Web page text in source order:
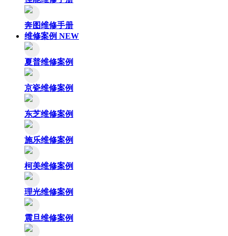
奔图维修手册
维修案例 NEW
夏普维修案例
京瓷维修案例
东芝维修案例
施乐维修案例
柯美维修案例
理光维修案例
震旦维修案例